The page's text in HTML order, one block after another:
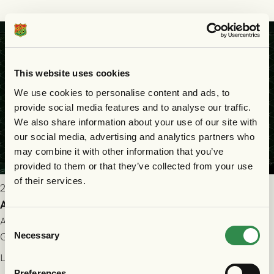
This website uses cookies
We use cookies to personalise content and ads, to
provide social media features and to analyse our traffic.
We also share information about your use of our site with
our social media, advertising and analytics partners who
may combine it with other information that you’ve
provided to them or that they’ve collected from your use
of their services.
Consent
Selection
Necessary
2026-07-25 9:00
Allt du behöver veta inför GAIS - Halmstads BK 26/7
All evenemangsinformation du kan behöva inför ditt besök på
Gamla Ullevi och matchen mellan GAIS och Halmstads BK i
Allsvenskan! Avspark kl 16.30 på söndag 26/7.
Läs mer